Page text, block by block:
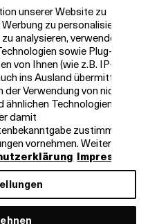
unserer Website zu
zu personalisieren
analysieren, verwenden
sowie Plug-ins
von Ihnen (wie z.B. IP-
ins Ausland übermittelt
Verwendung von nicht
Technologien,
damit
zustimmen,
vornehmen. Weitere
Impressum